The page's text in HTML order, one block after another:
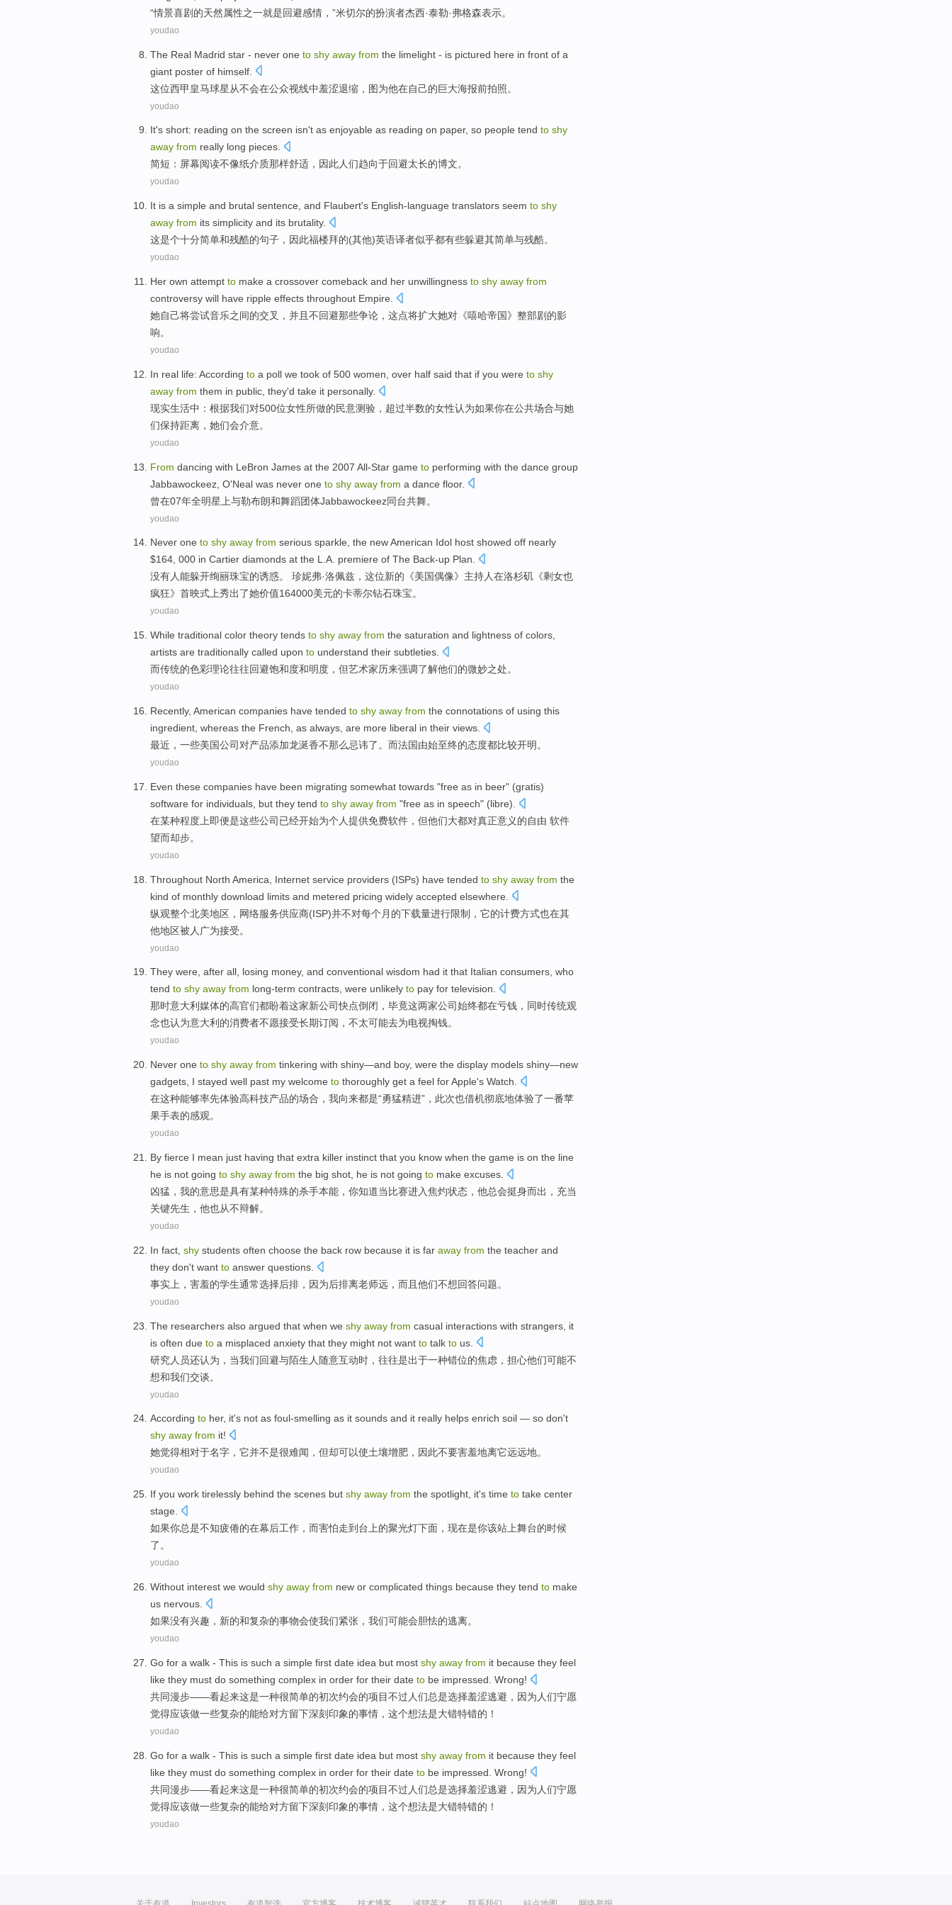
“情景喜剧 的天然属性之一就是回避感情 ，”米切尔的扮演者杰西·泰勒·弗格森表示。
youdao
The Real Madrid star - never one to shy away from the limelight - is pictured here in front of a
giant poster of himself.
这位西甲皇马球星从不会在公众视线中羞涩退缩， 图为他在自己的巨大海报前拍照。
youdao
It's short: reading on the screen isn't as enjoyable as reading on paper, so people tend to shy
away from really long pieces.
简短 ： 屏幕阅读不像纸介质那样舒适， 因此人们趋向于回避太长的博文。
youdao
It is a simple and brutal sentence and Flaubert's English-language translators seem to shy
away from its simplicity and its brutality.
这是个十分简单和残酷的句子 ， 因此福楼拜的(其他)英语译者似乎都有些躲避其简单与残酷。
youdao
Her own attempt to make a crossover comeback and her unwillingness to shy away from
controversy will have ripple effects throughout Empire
她自己将尝试音乐之间的交叉 ， 并且 不回避那些争论 ，这点将扩大她对《嘻哈帝国》 整部剧的影
响。
youdao
In real life: According to a poll we took of 500 women over half said that if you were to shy
away from them in public they'd take it personally.
现实生活中 ： 根据我们对500位女性所做的民意测验， 超过半数的女性认为如果你在公共场合与她
们保持距离， 她们会介意。
youdao
From dancing with LeBron James at the 2007 All-Star game to performing with the dance group
Jabbawockeez , O'Neal was never one to shy away from a dance floor.
曾在07年全明星 上与勒布朗和舞蹈团体Jabbawockeez同台共舞。
youdao
Never one to shy away from serious sparkle, the newAmerican Idol host showed off nearly
$164, 000 in Cartier diamonds at the L.A. premiere of The Back-up Plan.
没有人能躲开绚丽珠宝的诱惑。 珍妮弗·洛佩兹 ，这位新的 《美国偶像》 主持人在洛杉矶 《剩女也
疯狂》 首映式上秀出了她价值164000美元的卡蒂尔钻石珠宝。
youdao
While traditional color theory tends to shy away from the saturation and lightness of colors,
artists are traditionally called upon to understand their subtleties
而传统的色彩理论往往回避饱和度和明 度， 但艺术家历来强调了解他们的微妙之处。
youdao
Recently, American companies have tended to shy away from the connotations of using this
ingredient, whereas the French , as always , are more liberal in their views.
最近 ，一些美国公司 对产品添加龙涎香不那么忌讳了。 而法国由始至终的态度都比较开明 。
youdao
Even these companies have been migrating somewhat towards "free as in beer" (gratis)
software for individuals but they tend to shy away from "free as in speech" (libre).
在某种程度上 即便是这些公司 已经开始为个人提供免费软件 ， 但他们大都对真正意义的自由 软件
望而却步。
youdao
Throughout North America Internet service providers (ISPs) have tended to shy away from the
kind of monthly download limits and metered pricing widely accepted elsewhere
纵观整个北美地区， 网络服务供应商(ISP)并不对每个月 的下载量进行限制 ，它的计费方式也在其
他地区被人 广为接受。
youdao
They were, after all, losing money, and conventional wisdom had it that Italian consumers, who
tend to shy away from long-term contracts, were unlikely to pay for television.
那时意大利 媒体的高官们都盼着这家新公司快点倒闭，毕竟这两家公司始终都在亏钱 ， 同时传统观
念也认为意大利的消费者不愿接受长期订阅，不太可能去为电视掏钱。
youdao
Never one to shy away from tinkering with shiny—and boy, were the display models shiny—new
gadgets, I stayed well past my welcome to thoroughly get a feel forApple's Watch
在这种能够率先体验高科技产品的场合， 我向来都是“勇猛精进”，此次也借机彻底地体验了一番苹
果手表的感观。
youdao
By fierce I mean just having that extra killer instinct that you know when the game is on the line
he is not going to shy away from the big shot, he is not going to make excuses
凶猛 ， 我的意思是具有某种特殊的杀手本能 ， 你知道当 比赛进入焦灼状态， 他总会挺身而出，充当
关键先生，他也从不辩解。
youdao
In fact shy students often choose the back row because it is far away from the teacher and
they don't want to answer questions
事实上 ， 害羞的学生通常选择后排 ， 因为后排离老师远， 而且 他们不想回答问题。
youdao
The researchers also argued that when we shy away from casual interactions with strangers , it
is often due to a misplaced anxiety that they might not want to talk to us
研究人员还认为 ， 当我们回避与陌生人随意互动时 ， 往往是出于一种错位的焦虑 ，担心他们可能不
想和我们交谈。
youdao
According to her, it's not as foul-smelling as it sounds and it really helps enrich soil — so don't
shy away from it!
她觉得相对于名字， 它并不是很难闻 ，但却可以使土壤增肥， 因此不要害羞地离它远远地。
youdao
If you work tirelessly behind the scenes but shy away from the spotlight it's time to take center
stage
如果你总是不知疲倦的在幕后工作 ， 而害怕走到 台上的聚光灯下面 ， 现在是你该站上舞台的时候
了。
youdao
Without interest we would shy away from new or complicated things because they tend to make
us nervous
如果没有兴趣 ， 新的和复杂的事物会使我们紧张 ， 我们可能会胆怯的逃离。
youdao
Go for a walk - This is such a simple first date idea but most shy away from it because they feel
like they must do something complex in order for their date to be impressed Wrong!
共同漫步——看起来这是一种很简单的初次约会的项目不过 人们总是选择羞涩逃避 ， 因为 人们宁愿
觉得应该做一些复杂的能给对方留下深刻印象的事情，这个想法是大错特错的！
youdao
Go for a walk - This is such a simple first date idea but most shy away from it because they feel
like they must do something complex in order for their date to be impressed Wrong!
共同漫步——看起来这是一种很简单的初次约会的项目不过 人们总是选择羞涩逃避 ， 因为 人们宁愿
觉得应该做一些复杂的能给对方留下深刻印象的事情，这个想法是大错特错的！
youdao